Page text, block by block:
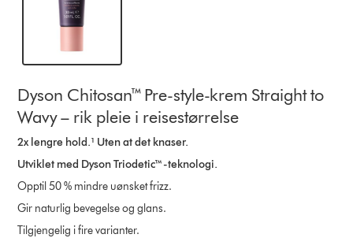
Dyson Chitosan™ Pre-style-krem Straight to
Wavy – rik pleie i reisestørrelse
2x lengre hold.¹ Uten at det knaser.
Utviklet med Dyson Triodetic™-teknologi.
Opptil 50 % mindre uønsket frizz.
Gir naturlig bevegelse og glans.
Tilgjengelig i fire varianter.